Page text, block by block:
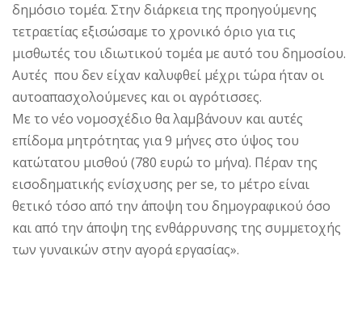
δημόσιο τομέα. Στην διάρκεια της προηγούμενης
τετραετίας εξισώσαμε το χρονικό όριο για τις
μισθωτές του ιδιωτικού τομέα με αυτό του δημοσίου.
Αυτές που δεν είχαν καλυφθεί μέχρι τώρα ήταν οι
αυτοαπασχολούμενες και οι αγρότισσες.
Με το νέο νομοσχέδιο θα λαμβάνουν και αυτές
επίδομα μητρότητας για 9 μήνες στο ύψος του
κατώτατου μισθού (780 ευρώ το μήνα). Πέραν της
εισοδηματικής ενίσχυσης per se, το μέτρο είναι
θετικό τόσο από την άποψη του δημογραφικού όσο
και από την άποψη της ενθάρρυνσης της συμμετοχής
των γυναικών στην αγορά εργασίας».